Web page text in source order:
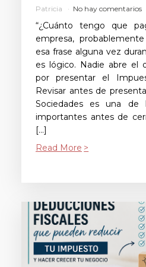
Patricia No hay comentarios
“¿Cuánto tengo que
empresa,
esa frase alguna vez
es lógico. Nadie abre el
por presentar el
Revisar antes de
Sociedades es una de
importantes antes de
[…]
Read More